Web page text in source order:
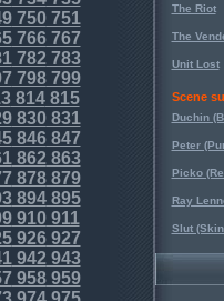
750751
766767
782 783
798799
814815
830831
846847
862 863
878879
894895
910911
926927
942 943
958959
The Riot
The
Unit Lost
Scene
Duchin
Peter
Picko
Ray
Slut